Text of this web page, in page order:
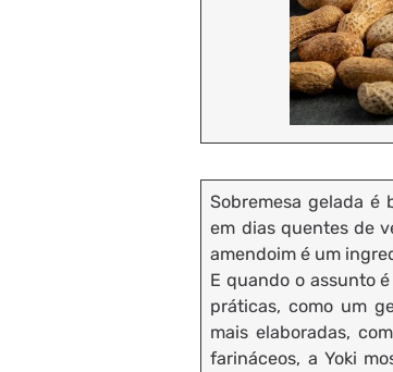
Sobremesa gelada é
em dias quentes de
amendoim é um
E quando o assunto
práticas, como um
mais elaboradas,
farináceos, a Yoki